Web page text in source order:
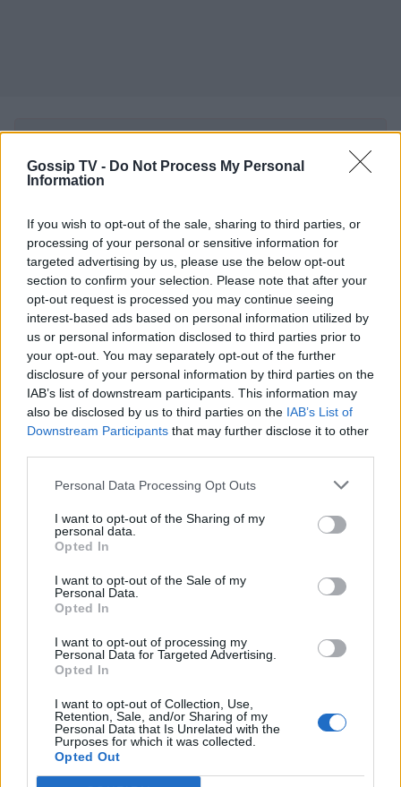
Gossip TV - Do Not Process My Personal
Information
If you wish to opt-out of the sale, sharing to third parties, or
processing of your personal or sensitive information for
targeted advertising by us, please use the below opt-out
section to confirm your selection. Please note that after your
opt-out request is processed you may continue seeing
interest-based ads based on personal information utilized by
us or personal information disclosed to third parties prior to
your opt-out. You may separately opt-out of the further
disclosure of your personal information by third parties on the
IAB’s list of downstream participants. This information may
also be disclosed by us to third parties on the IAB’s List of
Downstream Participants that may further disclose it to other
Personal Data Processing Opt Outs
I want to opt-out of the Sharing of my
personal data.
Opted In
I want to opt-out of the Sale of my
Personal Data.
Opted In
I want to opt-out of processing my
Personal Data for Targeted Advertising.
Opted In
I want to opt-out of Collection, Use,
Retention, Sale, and/or Sharing of my
Personal Data that Is Unrelated with the
Purposes for which it was collected.
Opted Out
ειδήσεις στην Google
Ενέπνευσε τον t-shirt maker, Νάσο Λουίζο να
σχεδιάσει μια συλλογή κομμένη και ραμμένη
στα… μέτρα της. «Δεν ακολουθώ την μόδα, είμαι
η μόδα» δήλωσε η ίδια στην εφημερίδα News. Η
κολεξιόν αυτή με t-shirts αντικατοπτρίζει τον
εκκεντρικό της χαρακτήρα. Επιμελώς ατημέλητο
στυλ, τατουάζ, ροκ φιλοσοφία αλλά και
ρομαντισμό.
μόδα μπλούζες
SHOWBIZ
Η Σία Κοσιώνη επενδύει στη
βερμούδα – Η βόλτα στο κέντρο της